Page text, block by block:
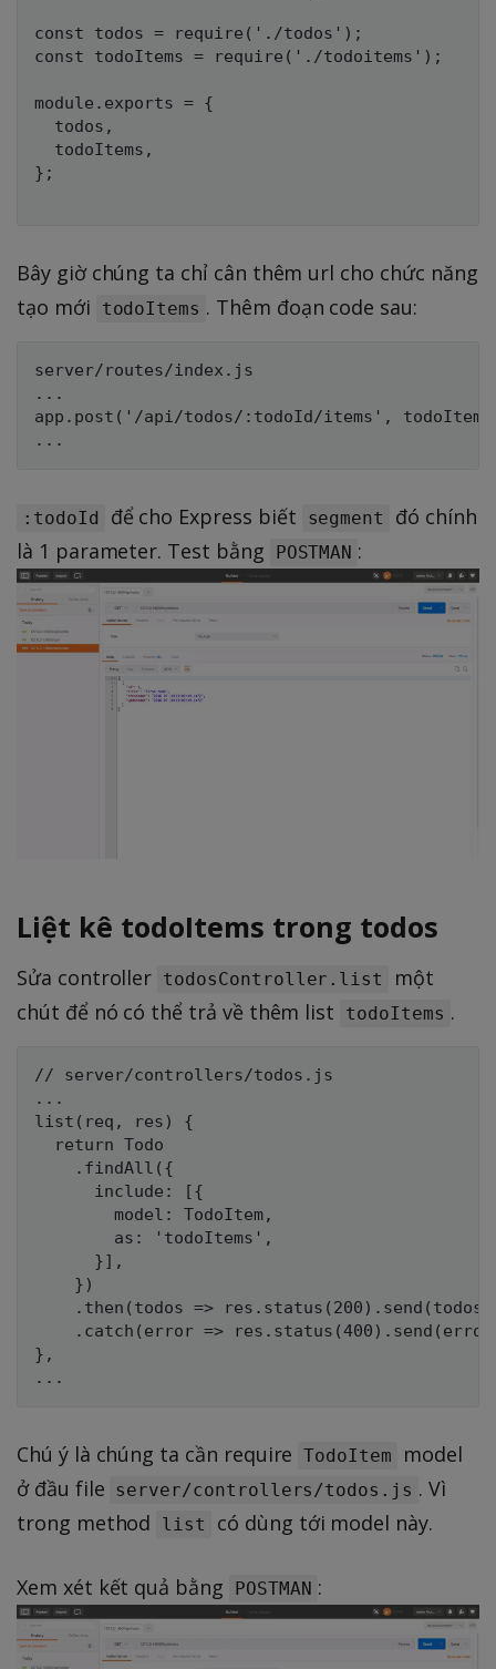
const todos = require('./todos');
const todoItems = require('./todoitems');
module.exports = {
  todos,
  todoItems,
};
Bây giờ chúng ta chỉ cân thêm url cho chức năng
tạo mới
todoItems . Thêm đoạn code sau:
server/routes/index.js
...
app.post('/api/todos/:todoId/items',
:todoId để cho Express biết segment
đó chính
là 1 parameter. Test bằng
POSTMAN :
Liệt kê todoItems trong todos
Sửa controller todosController.list
một
chút để nó có thể trả về thêm list
todoItems .
// server/controllers/todos.js
...
list(req, res) {
  return Todo
    .findAll({
      include: [{
        model: TodoItem,
        as: 'todoItems',
      }],
    })
.then(todos =>
.catch(error =>
},
Chú ý là chúng ta cần require TodoItem
model
ở đầu file server/controllers/todos.js . Vì
trong method
list có dùng tới model này.
Xem xét kết quả bằng POSTMAN :